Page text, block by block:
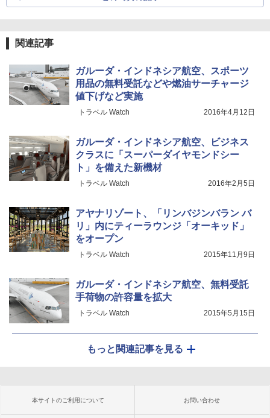
関連記事
ガルーダ・インドネシア航空、スポーツ
用品の無料受託などや燃油サーチャージ
値下げなど実施
トラベル Watch 2016年4月12日
ガルーダ・インドネシア航空、ビジネス
クラスに「スーパーダイヤモンドシー
ト」を備えた新機材
トラベル Watch 2016年2月5日
アヤナリゾート、「リンバジンバラン バ
リ」内にティーラウンジ「オーキッド」
をオープン
トラベル Watch 2015年11月9日
ガルーダ・インドネシア航空、無料受託
手荷物の許容量を拡大
トラベル Watch 2015年5月15日
もっと関連記事を見る
本サイトのご利用について お問い合わせ